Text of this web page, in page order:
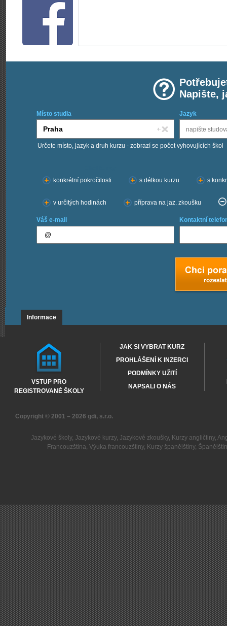
Napište,
Místo studia Jazyk
Určete místo, jazyk a druh kurzu - zobrazí se počet vyhovujících škol
konkrétní pokročilosti
s délkou kurzu s
v určitých hodinách příprava na jaz. zkoušku
Váš e-mail Kontaktní
Informace
VSTUP PRO
REGISTROVANÉ ŠKOLY
JAK SI VYBRAT KURZ
PROHLÁŠENÍ K INZERCI
PODMÍNKY UŽITÍ
NAPSALI O NÁS
Copyright © 2001 – 2026 gdi, s.r.o.
Jazykové školy, Jazykové kurzy, Jazykové zkoušky, Kurzy angličtiny,
Francouzština,Výuka francouzštiny, Kurzy španělštiny,